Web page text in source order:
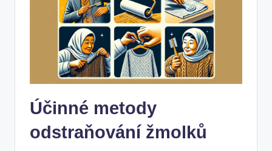
Účinné metody‍
odstraňování žmolků